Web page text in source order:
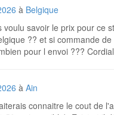
à Belgique
voulu savoir le prix pour ce
?? et si commande
pour l envoi ???
àAin
connaitre le cout de